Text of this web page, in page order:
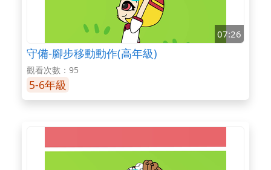
07:26
守備-腳步移動動作(高年級)
觀看次數：95
5-6年級